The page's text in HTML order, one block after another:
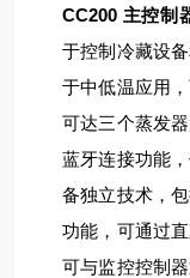
CC200 主控制
于控制冷藏设
于中低温应用
可达三个蒸发
蓝牙连接功能
备独立技术，
功能，可通过
可与监控控制